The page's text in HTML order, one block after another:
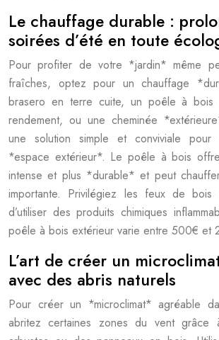
Le chauffage durable :
soirées d’été en toute
Pour profiter de votre *jardin* même
fraîches, optez pour un chauffage
brasero en terre cuite, un poêle à bois
rendement, ou une cheminée
une solution simple et conviviale
*espace extérieur*. Le poêle à bois
intense et plus *durable* et peut
importante. Privilégiez les feux de bois
d’utiliser des produits chimiques
poêle à bois extérieur varie entre 500€ et
L’art de créer un
avec des abris naturels
Pour créer un *microclimat* agréable
abritez certaines zones du vent grâce